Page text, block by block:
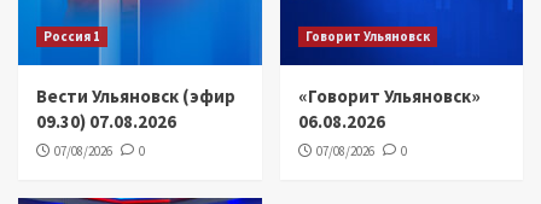
Россия 1
Вести Ульяновск (эфир
09.30) 07.08.2026
07/08/2026 0
Говорит Ульяновск
«Говорит Ульяновск»
06.08.2026
07/08/2026 0